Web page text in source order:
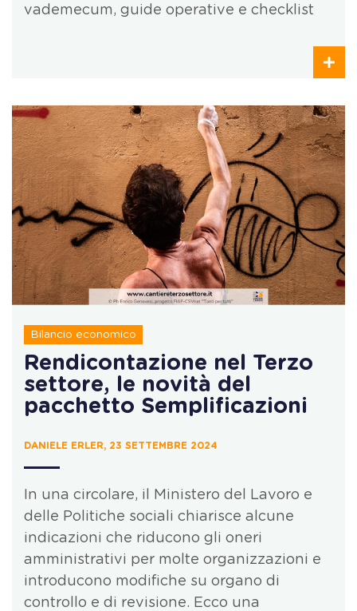
vademecum, guide operative e checklist
Bilancio economico
Rendicontazione nel Terzo
settore, le novità del
pacchetto Semplificazioni
DANIELE ERLER, 23 SETTEMBRE 2024
In una circolare, il Ministero del Lavoro e
delle Politiche sociali chiarisce alcune
indicazioni che riducono gli oneri
amministrativi per molte organizzazioni e
introducono modifiche su organo di
controllo e di revisione. Ecco una